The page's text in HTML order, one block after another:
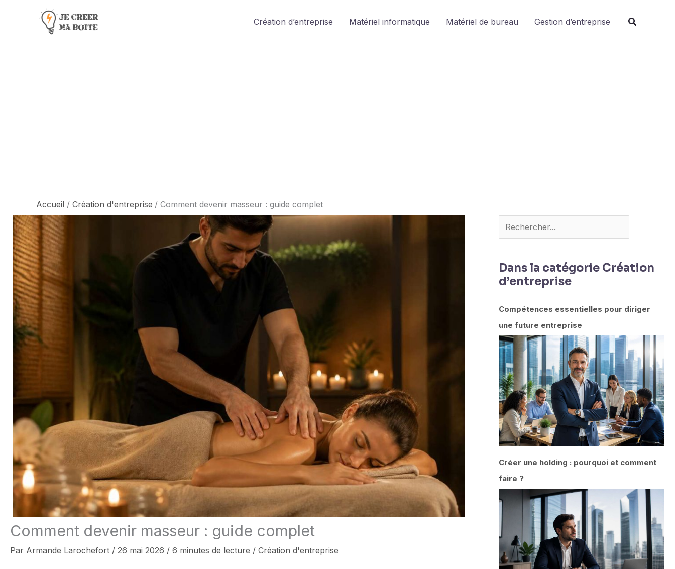
Création d’entreprise Matériel informatique Matériel de bureau Gestion d’entreprise
Accueil Création d'entreprise Comment devenir masseur : guide complet
Comment devenir masseur : guide complet
Par Armande Larochefort / 26 mai 2026 / 6 minutes de lecture / Création d'entreprise
e
Dans la catégorie Création
d’entreprise
Compétences essentielles pour diriger
une future entreprise
Créer une holding : pourquoi et comment
faire ?